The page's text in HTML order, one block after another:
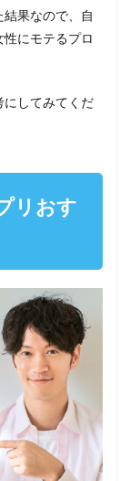
果なので、自
にモテるプロ
にしてみてくだ
リおす